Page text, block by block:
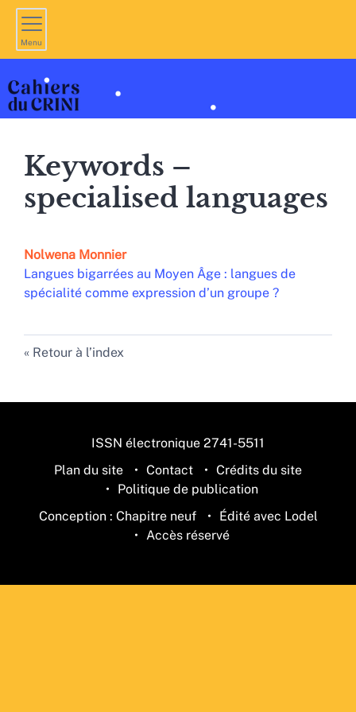
Menu
Keywords –
specialised languages
Nolwena Monnier
Langues bigarrées au Moyen Âge : langues de
spécialité comme expression d’un groupe ?
Retour à l’index
ISSN électronique 2741-5511
Plan du site
Contact
Crédits du site
Politique de publication
Conception : Chapitre neuf
Édité avec Lodel
Accès réservé